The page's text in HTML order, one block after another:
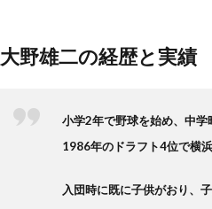
大野雄二の経歴と実績
小学2年で野球を始め、中学
1986年のドラフト4位で横
入団時に既に子供がおり、